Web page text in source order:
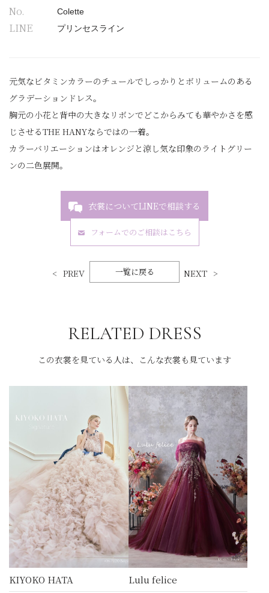
No. Colette
LINE プリンセスライン
元気なビタミンカラーのチュールでしっかりとボリュームのある
グラデーションドレス。
胸元の小花と背中の大きなリボンでどこからみても華やかさを感
じさせるTHE HANYならではの一着。
カラーバリエーションはオレンジと涼し気な印象のライトグリー
ンの二色展開。
衣裳についてLINEで相談する
フォームでのご相談はこちら
PREV 一覧に戻る NEXT
RELATED DRESS
この衣裳を見ている人は、こんな衣裳も見ています
KIYOKO HATA Lulu felice